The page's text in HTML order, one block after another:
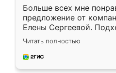
Больше всех мне
предложение от
Елены Сергеевой.
короткие сроки
для замера сотрудник
предложил по моему
Читать полностью